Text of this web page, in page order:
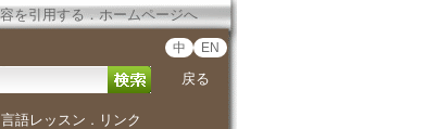
を引用する．ホームページへ
中 EN
戻る
言語レッスン ． リンク